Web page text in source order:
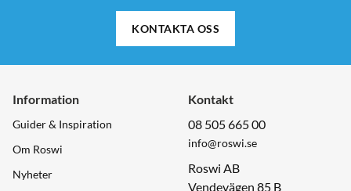
KONTAKTA OSS
Information
Guider & Inspiration
Om Roswi
Nyheter
Kontakt
08 505 665 00
info@roswi.se
Roswi AB
Vendevägen 85 B